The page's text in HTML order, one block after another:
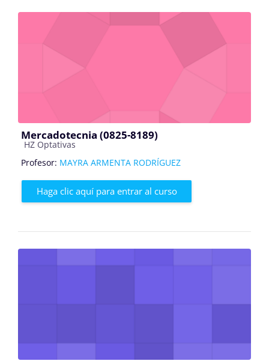
Mercadotecnia (0825-8189)
Categoría de cursos
HZ Optativas
Profesor: MAYRA ARMENTA RODRÍGUEZ
Haga clic aquí para entrar al curso